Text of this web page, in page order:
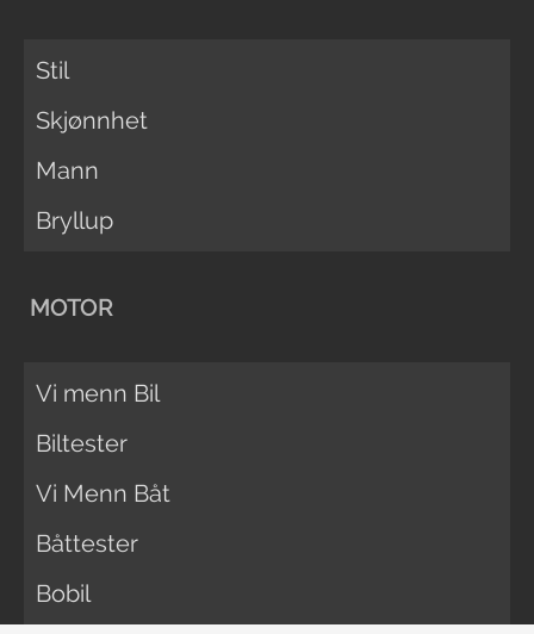
Stil
Skjønnhet
Mann
Bryllup
MOTOR
Vi menn Bil
Biltester
Vi Menn Båt
Båttester
Bobil